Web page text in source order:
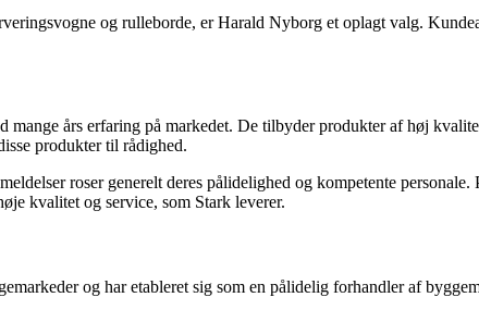
og rulleborde, er Harald Nyborg et oplagt valg.
mange års erfaring på markedet. De tilbyder produkter af høj
produkter til rådighed.
roser generelt deres pålidelighed og kompetente
kvalitet og service, som Stark leverer.
og har etableret sig som en pålidelig forhandler af